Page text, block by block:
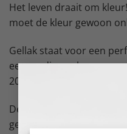
Het leven draait om
moet de kleur gewoon
Gellak staat voor een
eenvoudig aanbrengen
200 trendy kleuren die je
De ProNails Gellak
gelijkmatig op de nagel